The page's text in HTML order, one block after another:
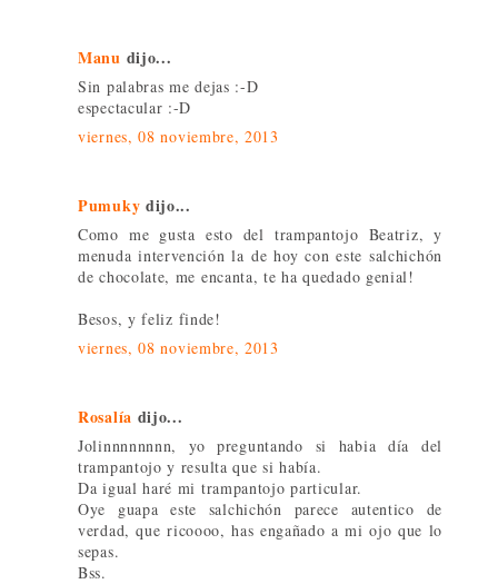
Manu dijo...
Sin palabras me dejas :-D
espectacular :-D
viernes, 08 noviembre, 2013
Pumuky dijo...
Como me gusta esto del trampantojo Beatriz, y
menuda intervención la de hoy con este salchichón
de chocolate, me encanta, te ha quedado genial!
Besos, y feliz finde!
viernes, 08 noviembre, 2013
Rosalía dijo...
Jolinnnnnnnn, yo preguntando si habia día del
trampantojo y resulta que si había.
Da igual haré mi trampantojo particular.
Oye guapa este salchichón parece autentico de
verdad, que ricoooo, has engañado a mi ojo que lo
sepas.
Bss.